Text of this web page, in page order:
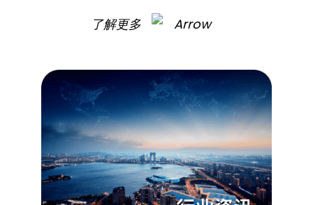
了解更多